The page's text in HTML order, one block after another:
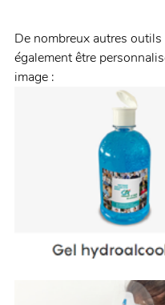
De nombreux autres
également être
image :